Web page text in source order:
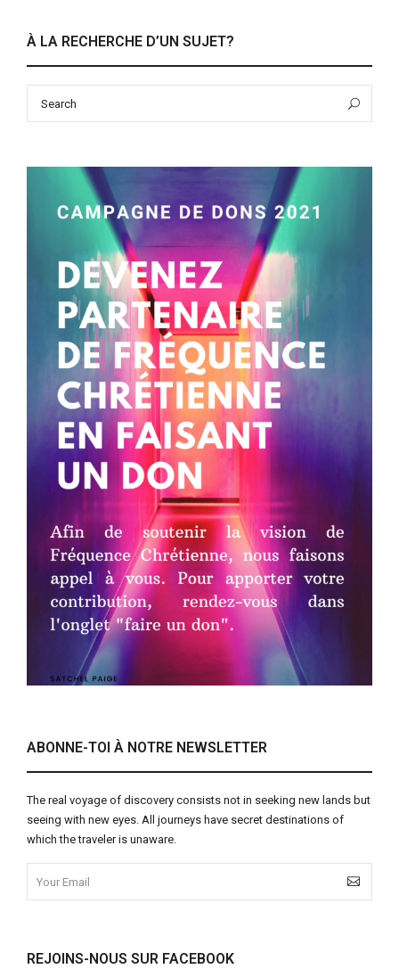
À LA RECHERCHE D’UN SUJET?
ABONNE-TOI À NOTRE NEWSLETTER
The real voyage of discovery consists not in seeking new lands but
seeing with new eyes. All journeys have secret destinations of
which the traveler is unaware.
REJOINS-NOUS SUR FACEBOOK